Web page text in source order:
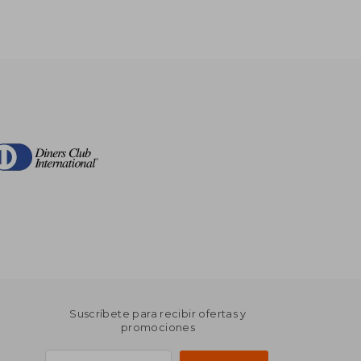
Suscríbete para recibir ofertas y
promociones